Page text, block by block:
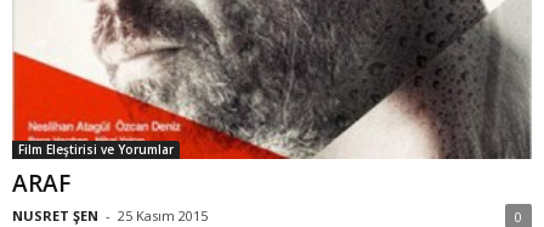
Film Eleştirisi ve Yorumlar
ARAF
NUSRET ŞEN - 25 Kasım 2015 0